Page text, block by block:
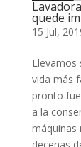
quede
15 Jul,
Llevamos
vida más
pronto
a la
máquinas